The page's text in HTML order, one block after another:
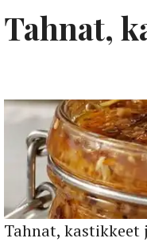
Tahnat,
Tahnat, kastikkeet